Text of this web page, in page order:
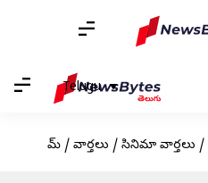
Telugu
హోమ్ / వార్తలు / సినిమా వార్తలు /